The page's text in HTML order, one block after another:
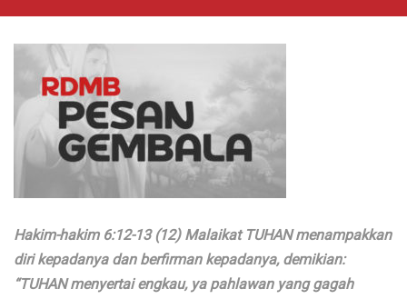
Hakim-hakim 6:12-13 (12) Malaikat TUHAN menampakkan
diri kepadanya dan berfirman kepadanya, demikian:
“TUHAN menyertai engkau, ya pahlawan yang gagah